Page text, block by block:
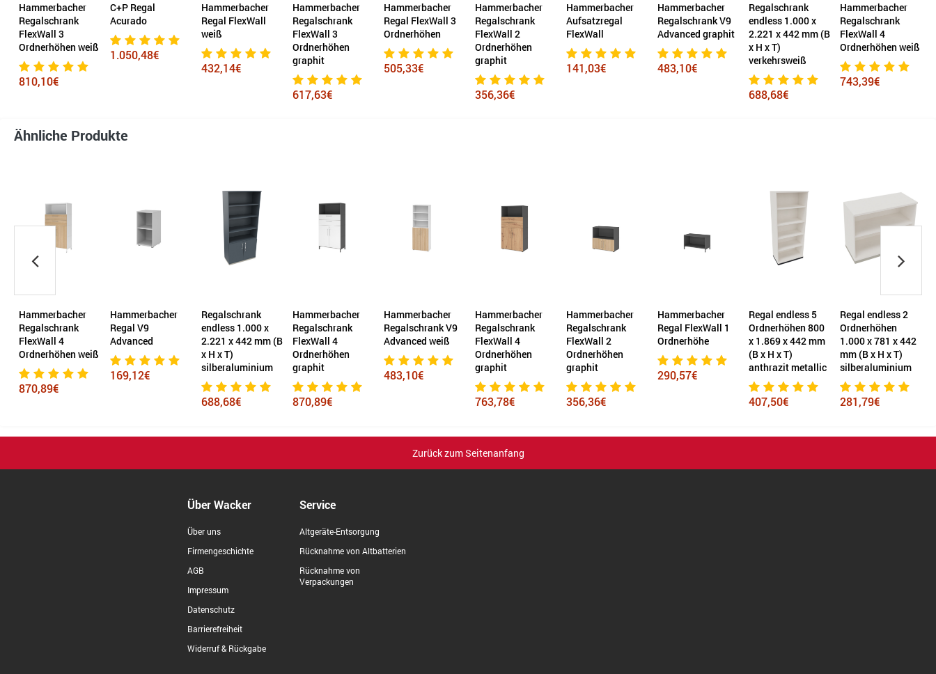
Hammerbacher
Regalschrank
FlexWall 3
Ordnerhöhen weiß
810,10€
C+P Regal
Acurado
1.050,48€
Hammerbacher
Regal FlexWall
weiß
432,14€
Hammerbacher
Regalschrank
FlexWall 3
Ordnerhöhen
graphit
617,63€
Hammerbacher
Regal FlexWall 3
Ordnerhöhen
505,33€
Hammerbacher
Regalschrank
FlexWall 2
Ordnerhöhen
graphit
356,36€
Hammerbacher
Aufsatzregal
FlexWall
141,03€
Hammerbacher
Regalschrank V9
Advanced graphit
483,10€
Regalschrank
endless 1.000 x
2.221 x 442 mm (B
x H x T)
verkehrsweiß
688,68€
Hammerbacher
Regalschrank
FlexWall 4
Ordnerhöhen weiß
743,39€
Ähnliche Produkte
Hammerbacher
Regalschrank
FlexWall 4
Ordnerhöhen weiß
870,89€
Hammerbacher
Regal V9
Advanced
169,12€
Regalschrank
endless 1.000 x
2.221 x 442 mm (B
x H x T)
silberaluminium
688,68€
Hammerbacher
Regalschrank
FlexWall 4
Ordnerhöhen
graphit
870,89€
Hammerbacher
Regalschrank V9
Advanced weiß
483,10€
Hammerbacher
Regalschrank
FlexWall 4
Ordnerhöhen
graphit
763,78€
Hammerbacher
Regalschrank
FlexWall 2
Ordnerhöhen
graphit
356,36€
Hammerbacher
Regal FlexWall 1
Ordnerhöhe
290,57€
Regal endless 5
Ordnerhöhen 800
x 1.869 x 442 mm
(B x H x T)
anthrazit metallic
407,50€
Regal endless 2
Ordnerhöhen
1.000 x 781 x 442
mm (B x H x T)
silberaluminium
281,79€
Zurück zum Seitenanfang
Über Wacker
Über uns
Firmengeschichte
AGB
Impressum
Datenschutz
Barrierefreiheit
Widerruf & Rückgabe
Service
Altgeräte-Entsorgung
Rücknahme von Altbatterien
Rücknahme von
Verpackungen